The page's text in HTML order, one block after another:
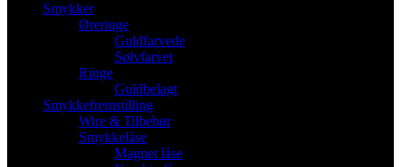
Smykker
Øreringe
Guldfarvede
Sølvfarvet
Ringe
Guldbelagt
Smykkefremstilling
Wire & Tilbehør
Smykkelåse
Magnet låse